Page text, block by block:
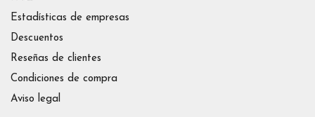
Estadísticas de empresas
Descuentos
Reseñas de clientes
Condiciones de compra
Aviso legal